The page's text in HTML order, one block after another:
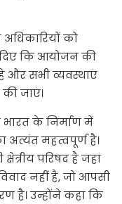
अधिकारियों को
दिए कि आयोजन की
और सभी व्यवस्थाएं
जाएं।
भारत के निर्माण में
अत्यंत महत्वपूर्ण है।
परिषद है जहां
नहीं है, जो आपसी
है। उन्होंने कहा कि